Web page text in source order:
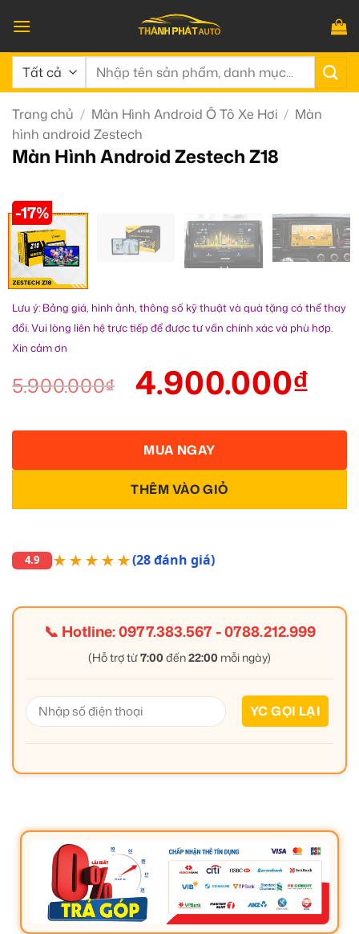
qua
nội
dung
Tìm
Trang chủ / Màn Hình Android Ô Tô Xe Hơi / Màn
hình android Zestech
Màn Hình Android Zestech Z18
-17%
Lưu ý: Bảng giá, hình ảnh, thông số kỹ thuật và quà tặng có thể thay
đổi. Vui lòng liên hệ trực tiếp để được tư vấn chính xác và phù hợp.
Xin cảm ơn
5.900.000₫ 4.900.000₫
THÊM VÀO GIỎ
MUA NGAY
4.9 ★★★★★(28 đánh giá)
📞 Hotline:0977.383.567-0788.212.999
(Hỗ trợ từ7:00 đến22:00 mỗi ngày)